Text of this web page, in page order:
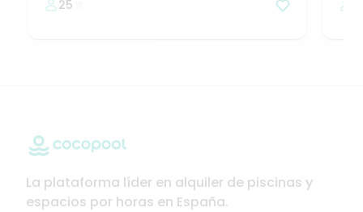
25
La plataforma líder en alquiler de piscinas y
espacios por horas en España.